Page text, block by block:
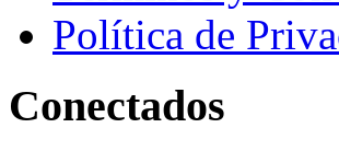
Política de
Conectados